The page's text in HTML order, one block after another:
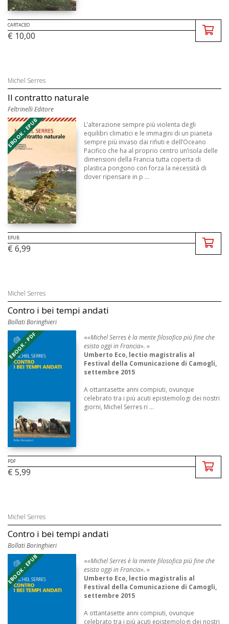
CARTACEO
€ 10,00
Michel Serres
Il contratto naturale
Feltrinelli Editore
EBOOK - EPUB
L’alterazione sempre più violenta degli
equilibri climatici e le immagini di un pianeta
sempre più invaso dai rifiuti e dell’Oceano
Pacifico che ha al proprio centro un’isola delle
dimensioni della Francia tutta coperta di
plastica pongono con forza la necessità di
dover ripensare in p ...
EPUB
€ 6,99
Michel Serres
Contro i bei tempi andati
Bollati Boringhieri
EBOOK - PDF ««Michel Serres è la mente filosofica più fine che
esista oggi in Francia».»
Umberto Eco, lectio magistralis al
Festival della Comunicazione di Camogli,
settembre 2015
A ottantasette anni compiuti, ovunque
celebrato tra i più acuti epistemologi dei nostri
giorni, Michel Serres ri ...
PDF
€ 5,99
Michel Serres
Contro i bei tempi andati
Bollati Boringhieri
EBOOK - EPUB ««Michel Serres è la mente filosofica più fine che
esista oggi in Francia».»
Umberto Eco, lectio magistralis al
Festival della Comunicazione di Camogli,
settembre 2015
A ottantasette anni compiuti, ovunque
celebrato tra i più acuti epistemologi dei nostri